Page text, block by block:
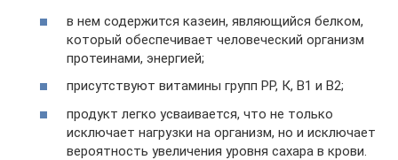
в нем содержится казеин, являющийся белком,
который обеспечивает человеческий организм
протеинами, энергией;
присутствуют витамины групп РР, К, В1 и В2;
продукт легко усваивается, что не только
исключает нагрузки на организм, но и исключает
вероятность увеличения уровня сахара в крови.